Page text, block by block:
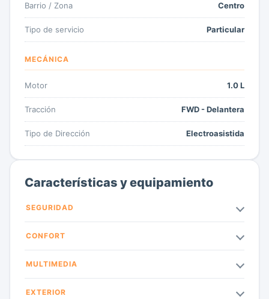
Barrio / Zona Centro
Tipo de servicio Particular
MECÁNICA
Motor 1.0 L
Tracción FWD - Delantera
Tipo de Dirección Electroasistida
Características y equipamiento
SEGURIDAD
CONFORT
MULTIMEDIA
EXTERIOR